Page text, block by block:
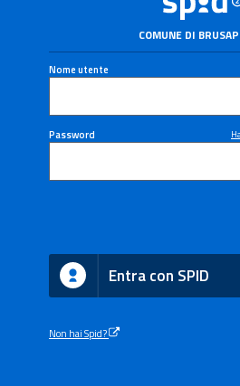
COMUNE DI
Nome utente
Password
Entra con SPID
Non hai Spid?